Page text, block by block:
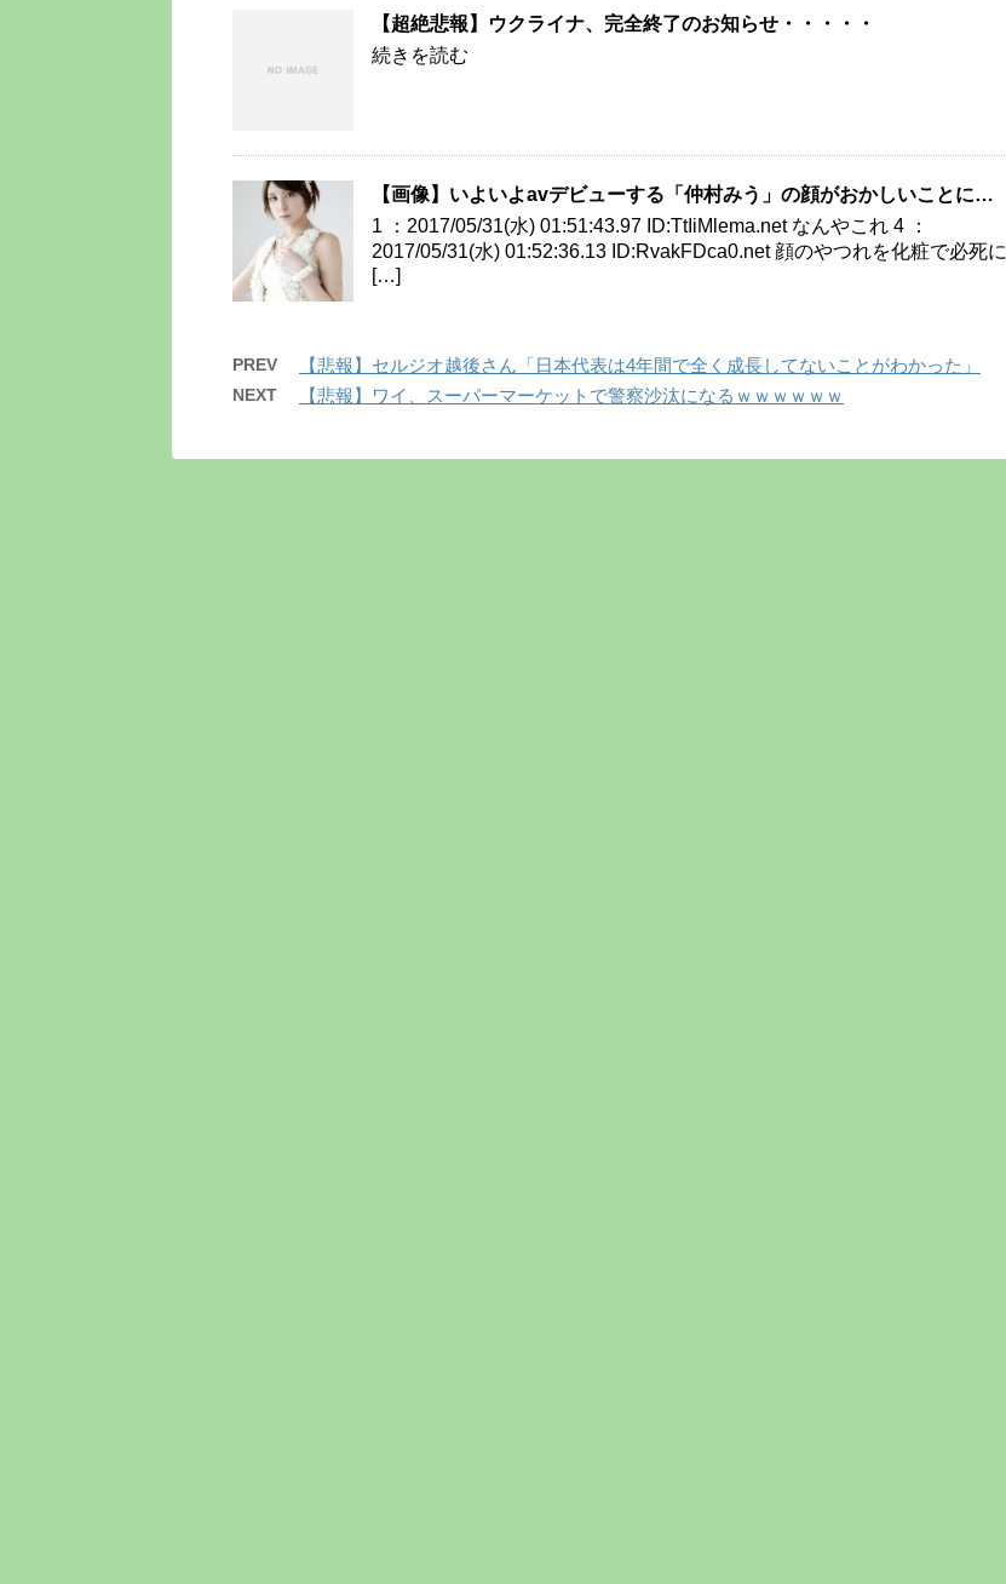
【超絶悲報】ウクライナ、完全終了のお知らせ・・・・・
続きを読む
【画像】いよいよavデビューする「仲村みう」の顔がおかしいことに…
1 ：2017/05/31(水) 01:51:43.97 ID:TtIiMlema.net なんやこれ 4 ：
2017/05/31(水) 01:52:36.13 ID:RvakFDca0.net 顔のやつれを化粧で必死に
[…]
PREV 【悲報】セルジオ越後さん「日本代表は4年間で全く成長してないことがわかった」
NEXT 【悲報】ワイ、スーパーマーケットで警察沙汰になるｗｗｗｗｗｗ